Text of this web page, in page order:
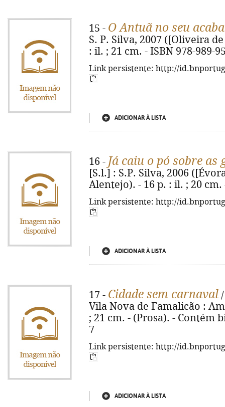
15 - O Antuã no seu
S. P. Silva, 2007 ([Oliveira
: il. ; 21 cm. - ISBN 978-989-
Link persistente: http://
ADICIONAR À LISTA
16 - Já caiu o pó sobre as
[S.l.] : S.P. Silva, 2006
Alentejo). - 16 p. : il. ; 20 cm.
Link persistente: http://
ADICIONAR À LISTA
17 - Cidade sem carnaval
Vila Nova de Famalicão :
; 21 cm. - (Prosa). - Contém
7
Link persistente: http://
ADICIONAR À LISTA